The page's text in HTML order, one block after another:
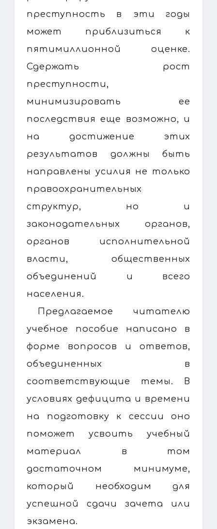
преступность в эти годы
может приблизиться к
пятимиллионной оценке.
Сдержать рост
преступности,
минимизировать ее
последствия еще возможно, и
на достижение этих
результатов должны быть
направлены усилия не только
правоохранительных
структур, но и
законодательных органов,
органов исполнительной
власти, общественных
объединений и всего
населения.
Предлагаемое читателю
учебное пособие написано в
форме вопросов и ответов,
объединенных в
соответствующие темы. В
условиях дефицита и времени
на подготовку к сессии оно
поможет усвоить учебный
материал в том
достаточном минимуме,
который необходим для
успешной сдачи зачета или
экзамена.